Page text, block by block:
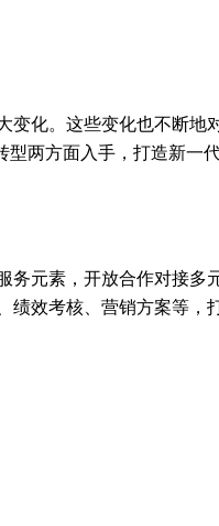
化。这些变化也不断
两方面入手，打造新一代
元素，开放合作对接
效考核、营销方案等，